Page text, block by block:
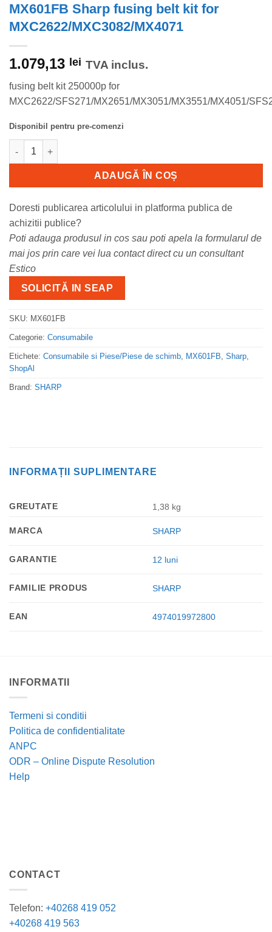
MX601FB Sharp fusing belt kit for
MXC2622/MXC3082/MX4071
1.079,13 lei TVA inclus.
fusing belt kit 250000p for
MXC2622/SFS271/MX2651/MX3051/MX3551/MX4051/
Disponibil pentru pre-comenzi
Cantitate MX601FB Sharp fusing belt kit for MXC2622/
ADAUGĂ ÎN COȘ
Doresti publicarea articolului in platforma publica de
achizitii publice?
Poti adauga produsul in cos sau poti apela la formularul de
mai jos prin care vei lua contact direct cu un consultant
Estico
SOLICITĂ IN SEAP
SKU: MX601FB
Categorie: Consumabile
Etichete: Consumabile si Piese/Piese de schimb, MX601FB, Sharp,
ShopAl
Brand: SHARP
INFORMAȚII SUPLIMENTARE
GREUTATE 1,38 kg
MARCA SHARP
GARANTIE 12 luni
FAMILIE PRODUS SHARP
EAN 4974019972800
INFORMATII
Termeni si conditii
Politica de confidentialitate
ANPC
ODR – Online Dispute Resolution
Help
CONTACT
Telefon: +40268 419 052
+40268 419 563